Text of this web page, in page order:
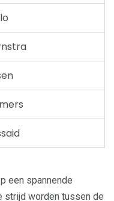
een spannende
strijd worden tussen de